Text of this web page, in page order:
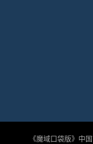
《魔域口袋版》中